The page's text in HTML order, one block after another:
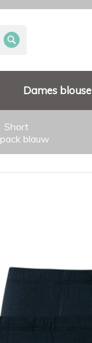
Dames blouse
Short
blauw